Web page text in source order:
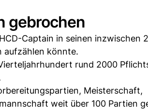
gebrochen
Captain in seinen inzwischen
aufzählen könnte.
rund 2000
Meisterschaft,
weit über 100 Partien